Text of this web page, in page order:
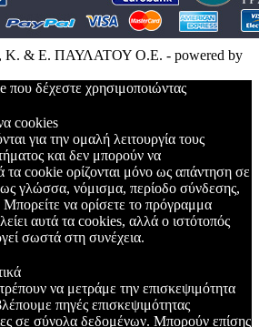
Κ. & Ε. ΠΑΥΛΑΤΟΥ Ο.Ε. - powered by
που δέχεστε χρησιμοποιώντας
cookies
για την ομαλή λειτουργία τους
και δεν μπορούν να
τα cookie ορίζονται μόνο ως απάντηση σε
γλώσσα, νόμισμα, περίοδο σύνδεσης,
Μπορείτε να ορίσετε το πρόγραμμα
αυτά τα cookies, αλλά ο ιστότοπός
σωστά στη συνέχεια.
να μετράμε την επισκεψιμότητα
πηγές επισκεψιμότητας
σε σύνολα δεδομένων. Μπορούν επίσης